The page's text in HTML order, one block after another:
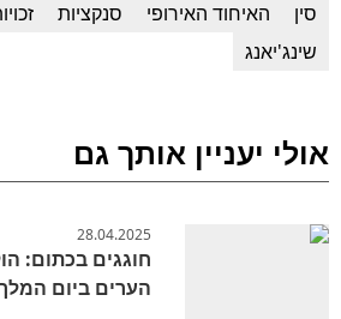
סין האיחוד האירופי סנקציות
שינג'יאנג
אולי יעניין אותך גם
28.04.2025
חוגגים בכתום:
הערים ביום